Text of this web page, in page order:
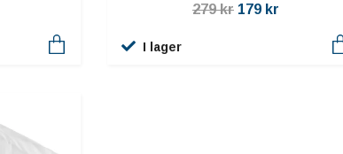
279 kr 179 kr
I lager